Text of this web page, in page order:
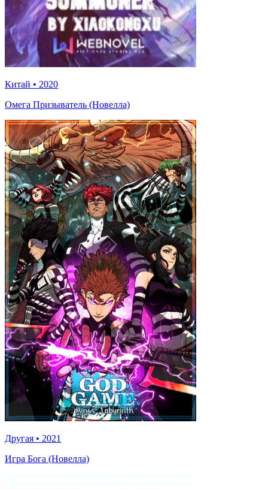
Китай • 2020
Омега Призыватель (Новелла)
Другая • 2021
Игра Бога (Новелла)